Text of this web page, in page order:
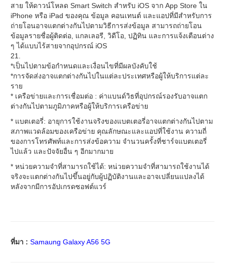
สาย ให้ดาวน์โหลด Smart Switch สำหรับ iOS จาก App Store ใน
iPhone หรือ iPad ของคุณ ข้อมูล คอนเทนต์ และแอปที่มีสำหรับการ
ถ่ายโอนอาจแตกต่างกันไปตามวิธีการส่งข้อมูล สามารถถ่ายโอน
ข้อมูลรายชื่อผู้ติดต่อ, แกลเลอรี, วิดีโอ, ปฏิทิน และการแจ้งเตือนต่าง
ๆ ได้แบบไร้สายจากอุปกรณ์ iOS
21.
*เป็นไปตามข้อกำหนดและเงื่อนไขที่มีผลบังคับใช้
*การจัดส่งอาจแตกต่างกันไปในแต่ละประเทศหรือผู้ให้บริการแต่ละ
ราย
* เครือข่ายและการเชื่อมต่อ : ค่าแบนด์วิธที่อุปกรณ์รองรับอาจแตก
ต่างกันไปตามภูมิภาคหรือผู้ให้บริการเครือข่าย
* แบตเตอรี่: อายุการใช้งานจริงของแบตเตอรี่อาจแตกต่างกันไปตาม
สภาพแวดล้อมของเครือข่าย คุณลักษณะและแอปที่ใช้งาน ความถี่
ของการโทรศัพท์และการส่งข้อความ จำนวนครั้งที่ชาร์จแบตเตอรี่
ไปแล้ว และปัจจัยอื่น ๆ อีกมากมาย
* หน่วยความจำที่สามารถใช้ได้: หน่วยความจำที่สามารถใช้งานได้
จริงจะแตกต่างกันไปขึ้นอยู่กับผู้ปฏิบัติงานและอาจเปลี่ยนแปลงได้
หลังจากมีการอัปเกรดซอฟต์แวร์
ที่มา : Samaung Galaxy A56 5G